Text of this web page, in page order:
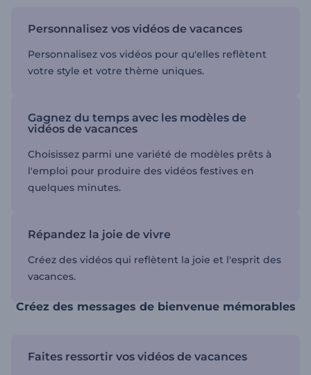
Personnalisez vos vidéos de vacances
Personnalisez vos vidéos pour qu'elles reflètent
votre style et votre thème uniques.
Gagnez du temps avec les modèles de
vidéos de vacances
Choisissez parmi une variété de modèles prêts à
l'emploi pour produire des vidéos festives en
quelques minutes.
Répandez la joie de vivre
Créez des vidéos qui reflètent la joie et l'esprit des
vacances.
Créez des messages de bienvenue mémorables
Faites ressortir vos vidéos de vacances